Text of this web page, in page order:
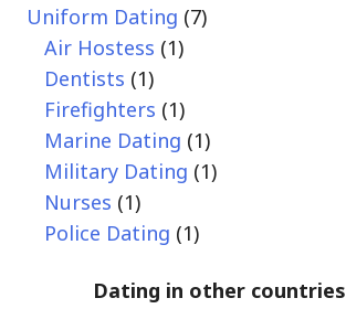
Uniform Dating (7)
Air Hostess (1)
Dentists (1)
Firefighters (1)
Marine Dating (1)
Military Dating (1)
Nurses (1)
Police Dating (1)
Dating in other countries